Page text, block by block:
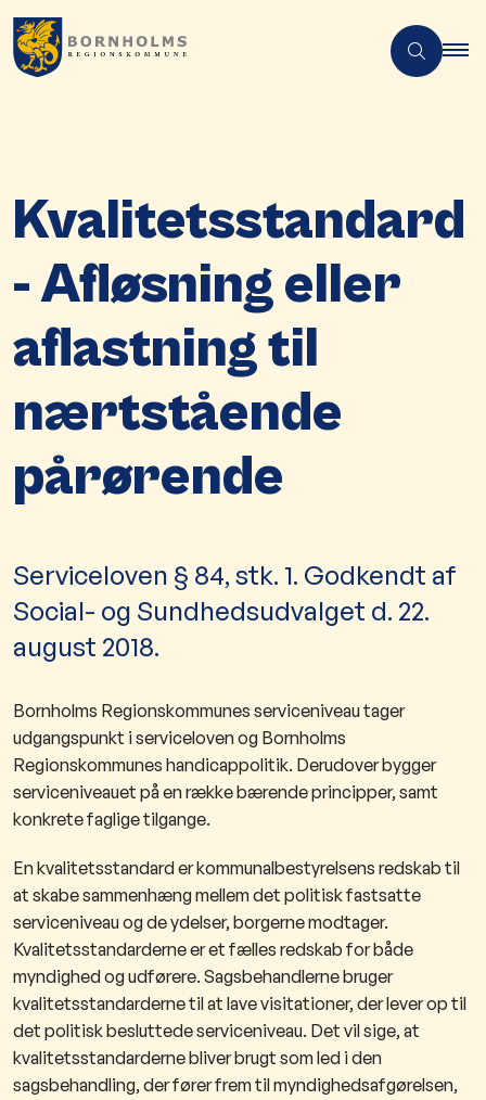
Kvalitetsstandard
- Afløsning eller
aflastning til
nærtstående
pårørende
Serviceloven § 84, stk. 1. Godkendt af
Social- og Sundhedsudvalget d. 22.
august 2018.
Bornholms Regionskommunes serviceniveau tager
udgangspunkt i serviceloven og Bornholms
Regionskommunes handicappolitik. Derudover bygger
serviceniveauet på en række bærende principper, samt
konkrete faglige tilgange.
En kvalitetsstandard er kommunalbestyrelsens redskab til
at skabe sammenhæng mellem det politisk fastsatte
serviceniveau og de ydelser, borgerne modtager.
Kvalitetsstandarderne er et fælles redskab for både
myndighed og udførere. Sagsbehandlerne bruger
kvalitetsstandarderne til at lave visitationer, der lever op til
det politisk besluttede serviceniveau. Det vil sige, at
kvalitetsstandarderne bliver brugt som led i den
sagsbehandling, der fører frem til myndighedsafgørelsen,